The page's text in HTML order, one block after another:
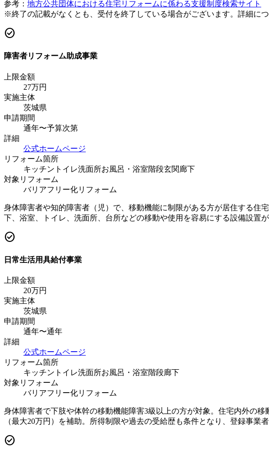
参考： 地方公共団体における住宅リフォームに係わる支援制度検索サイト
※終了の記載がなくとも、受付を終了している場合がございます。詳細につ
check_circle
障害者リフォーム助成事業
上限金額
27万円
実施主体
茨城県
申請期間
通年〜予算次第
詳細
公式ホームページ
リフォーム箇所
キッチン トイレ洗面所お風呂・浴室階段玄関廊下
対象リフォーム
バリアフリー化リフォーム
身体障害者や知的障害者（児）で、移動機能に制限がある方が居住する住
下、浴室、トイレ、洗面所、台所などの移動や使用を容易にする設備設置
check_circle
日常生活用具給付事業
上限金額
20万円
実施主体
茨城県
申請期間
通年〜通年
詳細
公式ホームページ
リフォーム箇所
キッチン トイレ洗面所お風呂・浴室階段廊下
対象リフォーム
バリアフリー化リフォーム
身体障害者で下肢や体幹の移動機能障害3級以上の方が対象。住宅内外の
（最大20万円）を補助。所得制限や過去の受給歴も条件となり、登録事業
check_circle